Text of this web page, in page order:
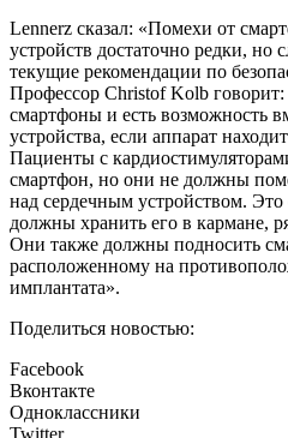
Lennerz сказал: «Помехи от
устройств достаточно редки, но
текущие рекомендации по
Профессор Christof Kolb
смартфоны и есть возможность
устройства, если аппарат
Пациенты с
смартфон, но они не должны
над сердечным устройством. Это
должны хранить его в кармане,
Они также должны подносить
расположенному на
имплантата».
Поделиться новостью:
Facebook
Вконтакте
Одноклассники